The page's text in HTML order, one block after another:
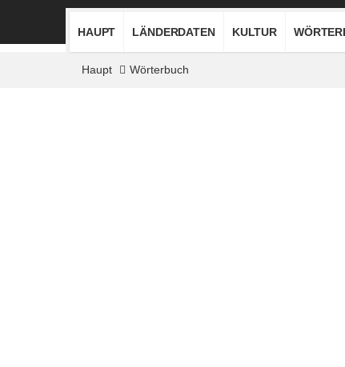
HAUPT LÄNDERDATEN KULTUR
Haupt Wörterbuch